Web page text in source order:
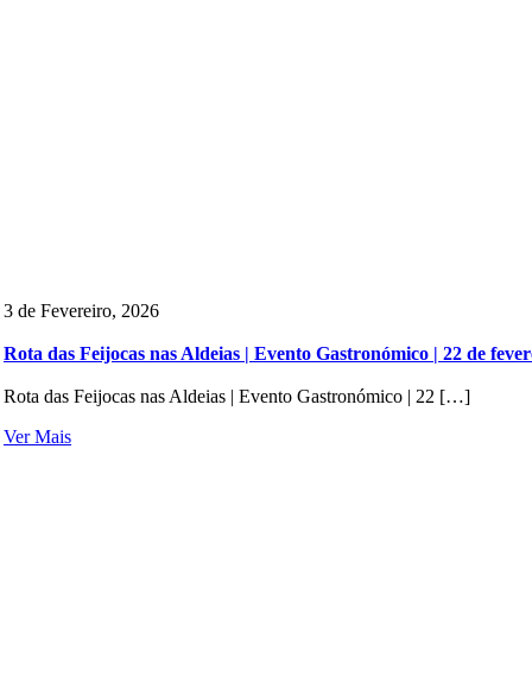
3 de Fevereiro, 2026
Rota das Feijocas nas Aldeias | Evento Gastronómico | 22 de
Rota das Feijocas nas Aldeias | Evento Gastronómico | 22 […]
Ver Mais